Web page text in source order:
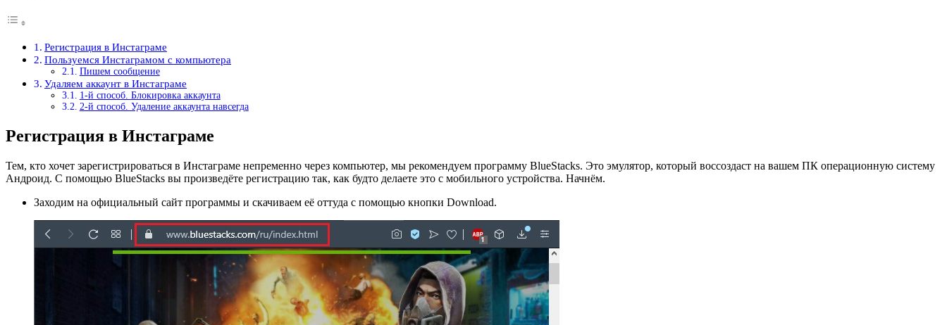
Регистрация в Инстаграме
Пользуемся Инстаграмом с компьютера
Пишем сообщение
Удаляем аккаунт в Инстаграме
1-й способ. Блокировка аккаунта
2-й способ. Удаление аккаунта навсегда
Регистрация в Инстаграме
Тем, кто хочет зарегистрироваться в Инстаграме непременно через компьютер, мы рекомендуем программу BlueStacks. Это эмулятор, который воссоздаст на вашем ПК операционную систему
Андроид. С помощью BlueStacks вы произведёте регистрацию так, как будто делаете это с мобильного устройства. Начнём.
Заходим на официальный сайт программы и скачиваем её оттуда с помощью кнопки Download.